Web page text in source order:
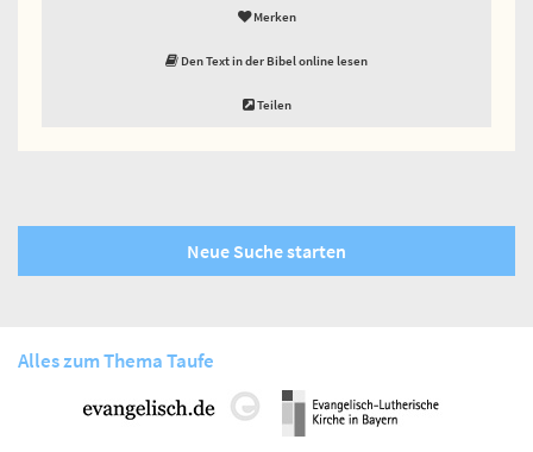
Merken
Den Text in der Bibel online lesen
Teilen
Neue Suche starten
Alles zum Thema Taufe